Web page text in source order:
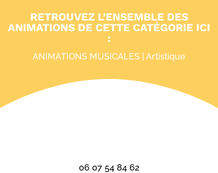
RETROUVEZ L’ENSEMBLE DES
ANIMATIONS DE CETTE CATÉGORIE ICI
:
ANIMATIONS MUSICALES | Artistique
06 07 54 84 62